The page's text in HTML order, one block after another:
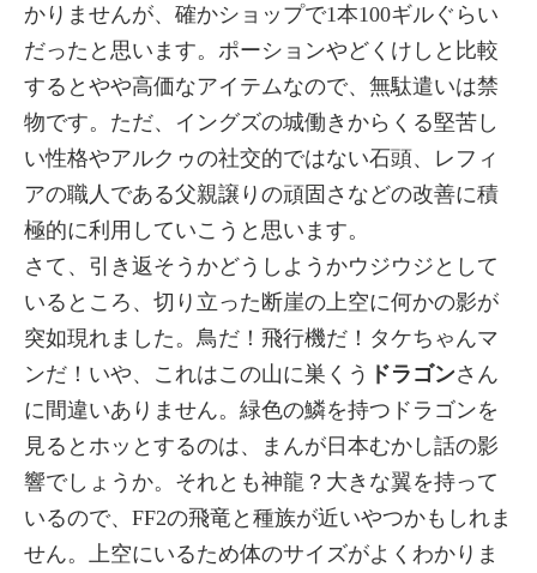
かりませんが、確かショップで1本100ギルぐらい
だったと思います。ポーションやどくけしと比較
するとやや高価なアイテムなので、無駄遣いは禁
物です。ただ、イングズの城働きからくる堅苦し
い性格やアルクゥの社交的ではない石頭、レフィ
アの職人である父親譲りの頑固さなどの改善に積
極的に利用していこうと思います。
さて、引き返そうかどうしようかウジウジとして
いるところ、切り立った断崖の上空に何かの影が
突如現れました。鳥だ！飛行機だ！タケちゃんマ
ンだ！いや、これはこの山に巣くう ドラゴンさん
に間違いありません。緑色の鱗を持つドラゴンを
見るとホッとするのは、まんが日本むかし話の影
響でしょうか。それとも神龍？大きな翼を持って
いるので、FF2の飛竜と種族が近いやつかもしれま
せん。上空にいるため体のサイズがよくわかりま